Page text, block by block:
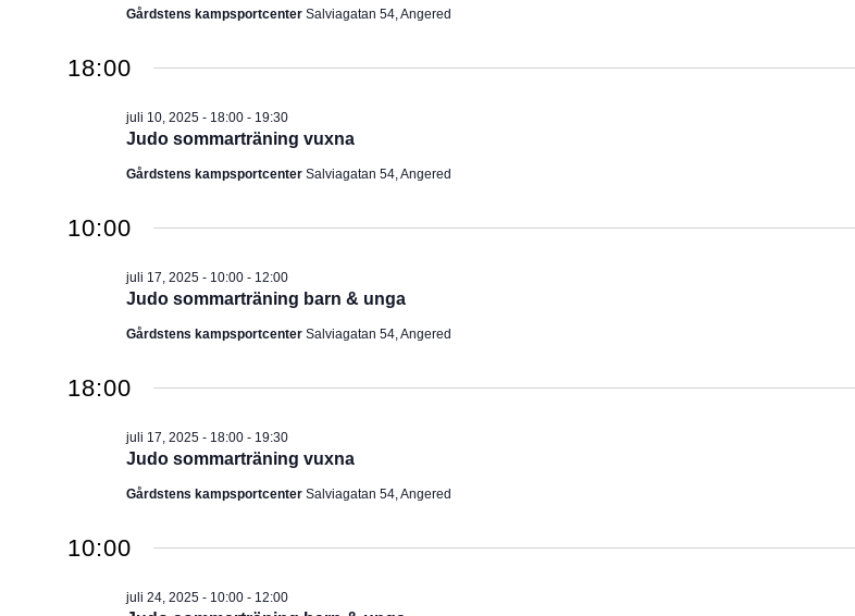
Gårdstens kampsportcenter Salviagatan 54, Angered
18:00
Judo sommarträning vuxna
juli 10, 2025 - 18:00- 19:30
Gårdstens kampsportcenter Salviagatan 54, Angered
10:00
Judo sommarträning barn & unga
juli 17, 2025 - 10:00- 12:00
Gårdstens kampsportcenter Salviagatan 54, Angered
18:00
Judo sommarträning vuxna
juli 17, 2025 - 18:00- 19:30
Gårdstens kampsportcenter Salviagatan 54, Angered
10:00
juli 24, 2025 - 10:00- 12:00